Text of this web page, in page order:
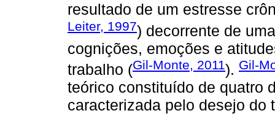
resultado de um estresse
Leiter, 1997) decorrente de
cognições, emoções e
trabalho (Gil-Monte, 2011). Gil-
teórico constituído de quatro
caracterizada pelo desejo do